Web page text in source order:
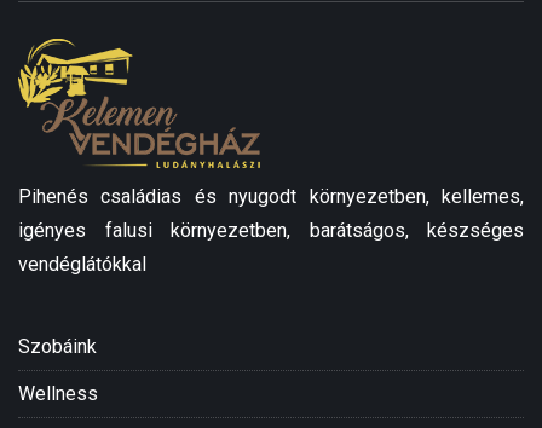
Pihenés családias és nyugodt környezetben, kellemes,
igényes falusi környezetben, barátságos, készséges
vendéglátókkal
Szobáink
Wellness